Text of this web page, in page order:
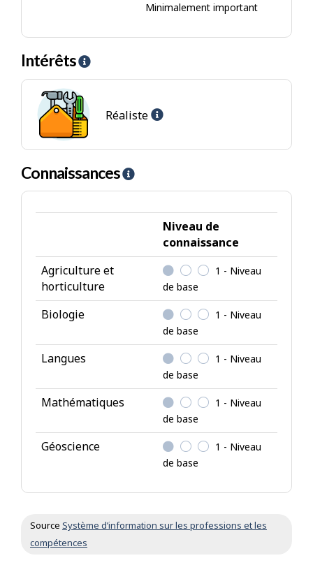
Minimalement important
Intérêts
A
i
I
t
r
s
Réaliste
Emplois
Connaissances
A
i
C
i
c
Niveau de
connaissance
Agriculture et
horticulture
1 - Niveau
de base
Biologie
1 - Niveau
de base
Langues
1 - Niveau
de base
Mathématiques
1 - Niveau
de base
Géoscience
1 - Niveau
de base
Source Système d’information sur les professions et les
compétences